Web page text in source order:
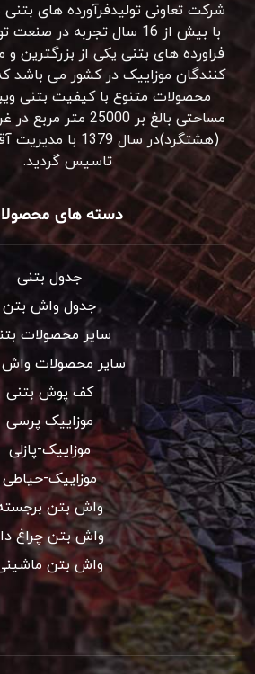
شرکت تعاونی تولیدفرآورده های
با بیش از 16 سال تجربه در
فراورده های بتنی یکی از بزرگترین و
کنندگان موزاییک در کشور می باشد
محصولات متنوع با کیفیت بتنی
مساحتی بالغ بر 25000
(هشتگرد)در سال 1379
تاسیس گردید.
دسته های
جدول بتنی
جدول واش بتن
سایر محصولات
سایر محصولات
کف پوش بتنی
موزاییک پرسی
موزاییک-پازلی
موزاییک-حیاطی
واش بتن
واش بتن چراغ
واش بتن